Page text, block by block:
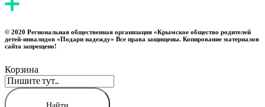
© 2020 Региональная общественная организация «Крымское общество родителей
детей-инвалидов «Подари надежду» Все права защищены. Копирование материалов
сайта запрещено!
Корзина